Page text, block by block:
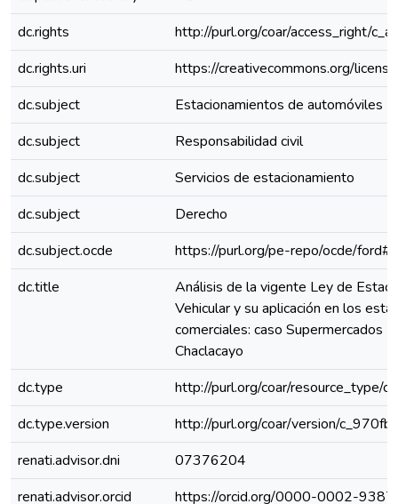
dc.rights
http://purl.org/coar/access_right/
dc.rights.uri
https://creativecommons.org/
dc.subject
Estacionamientos de automóviles
dc.subject
Responsabilidad civil
dc.subject
Servicios de estacionamiento
dc.subject
Derecho
dc.subject.ocde
https://purl.org/pe-repo/ocde/
dc.title
Análisis de la vigente Ley de
Vehicular y su aplicación en los
comerciales: caso Supermercados
Chaclacayo
dc.type
http://purl.org/coar/resource_type/
dc.type.version
http://purl.org/coar/version/
renati.advisor.dni
07376204
renati.advisor.orcid
https://orcid.org/0000-0002-